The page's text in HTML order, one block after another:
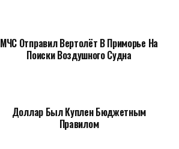
МЧС Отправил Вертолёт В Приморье На
Поиски Воздушного Судна
Доллар Был Куплен Бюджетным
Правилом